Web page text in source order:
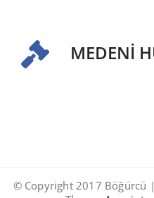
MEDENİ
© Copyright 2017 Böğürcü |